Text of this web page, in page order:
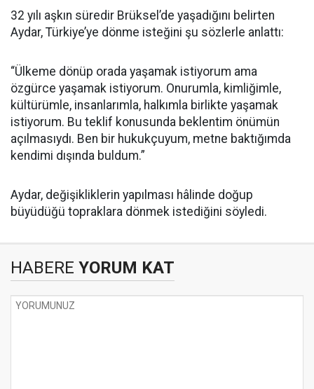
32 yılı aşkın süredir Brüksel’de yaşadığını belirten
Aydar, Türkiye’ye dönme isteğini şu sözlerle anlattı:
“Ülkeme dönüp orada yaşamak istiyorum ama
özgürce yaşamak istiyorum. Onurumla, kimliğimle,
kültürümle, insanlarımla, halkımla birlikte yaşamak
istiyorum. Bu teklif konusunda beklentim önümün
açılmasıydı. Ben bir hukukçuyum, metne baktığımda
kendimi dışında buldum.”
Aydar, değişikliklerin yapılması hâlinde doğup
büyüdüğü topraklara dönmek istediğini söyledi.
HABERE YORUM KAT